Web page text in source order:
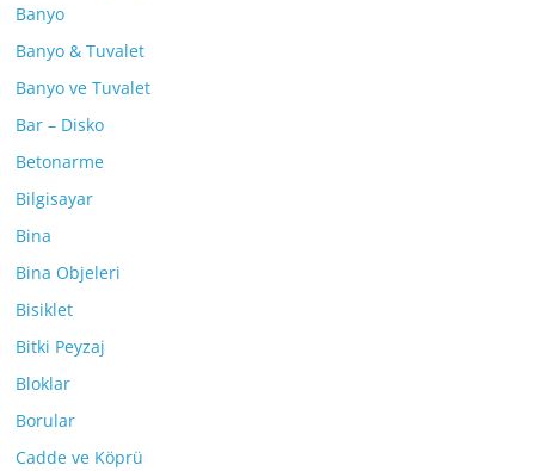
Banyo
Banyo & Tuvalet
Banyo ve Tuvalet
Bar – Disko
Betonarme
Bilgisayar
Bina
Bina Objeleri
Bisiklet
Bitki Peyzaj
Bloklar
Borular
Cadde ve Köprü